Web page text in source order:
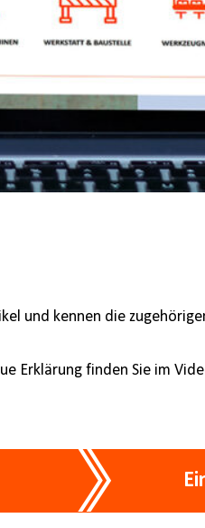
und kennen die
Erklärung finden Sie im